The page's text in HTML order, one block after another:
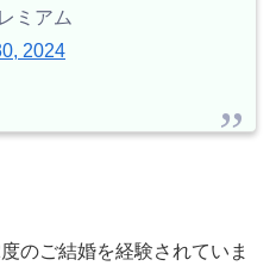
ミアム
2024
のご結婚を経験されていま